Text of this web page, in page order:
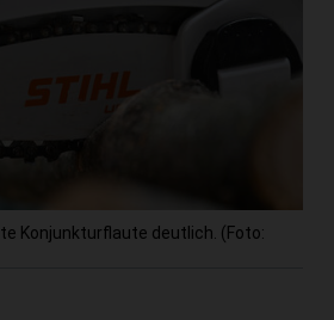
Konjunkturflaute deutlich. (Foto: